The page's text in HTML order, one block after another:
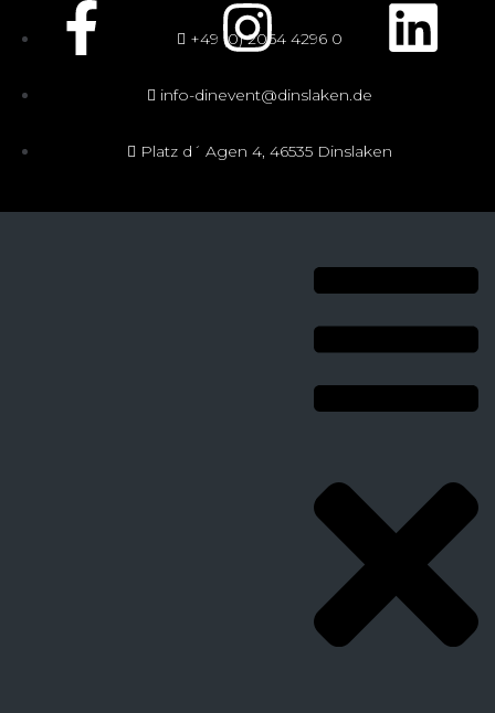
+49 (0) 2064 4296 0
info-dinevent@dinslaken.de
Platz d´ Agen 4, 46535 Dinslaken